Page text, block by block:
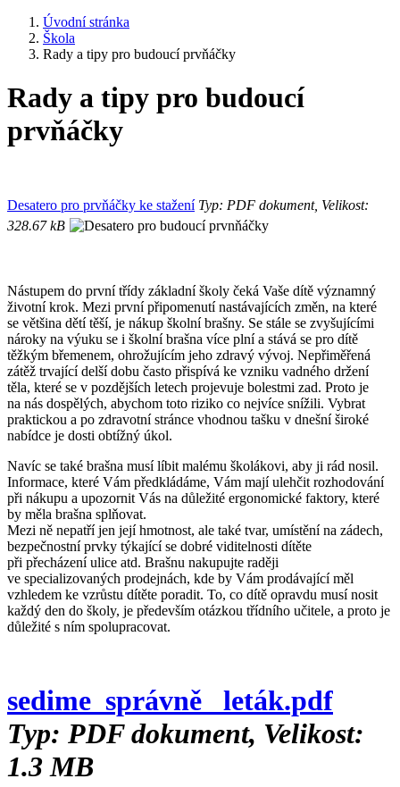
Úvodní stránka
Škola
Rady a tipy pro budoucí prvňáčky
Rady a tipy pro budoucí
prvňáčky
Desatero pro prvňáčky ke staženíTyp: PDF dokument, Velikost:
328.67 kB
Nástupem do první třídy základní školy čeká Vaše dítě významný
životní krok. Mezi první připomenutí nastávajících změn, na které
se většina dětí těší, je nákup školní brašny. Se stále se zvyšujícími
nároky na výuku se i školní brašna více plní a stává se pro dítě
těžkým břemenem, ohrožujícím jeho zdravý vývoj. Nepřiměřená
zátěž trvající delší dobu často přispívá ke vzniku vadného držení
těla, které se v pozdějších letech projevuje bolestmi zad. Proto je
na nás dospělých, abychom toto riziko co nejvíce snížili. Vybrat
praktickou a po zdravotní stránce vhodnou tašku v dnešní široké
nabídce je dosti obtížný úkol.
Navíc se také brašna musí líbit malému školákovi, aby ji rád nosil.
Informace, které Vám předkládáme, Vám mají ulehčit rozhodování
při nákupu a upozornit Vás na důležité ergonomické faktory, které
by měla brašna splňovat.
Mezi ně nepatří jen její hmotnost, ale také tvar, umístění na zádech,
bezpečnostní prvky týkající se dobré viditelnosti dítěte
při přecházení ulice atd. Brašnu nakupujte raději
ve specializovaných prodejnách, kde by Vám prodávající měl
vzhledem ke vzrůstu dítěte poradit. To, co dítě opravdu musí nosit
každý den do školy, je především otázkou třídního učitele, a proto je
důležité s ním spolupracovat.
sedime_správně_ leták.pdf
Typ: PDF dokument, Velikost:
1.3 MB